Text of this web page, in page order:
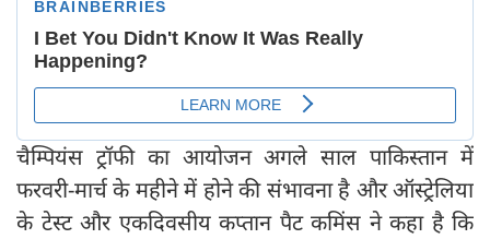
चैम्पियंस ट्रॉफी का आयोजन अगले साल पाकिस्तान में
फरवरी-मार्च के महीने में होने की संभावना है और ऑस्ट्रेलिया
के टेस्ट और एकदिवसीय कप्तान पैट कमिंस ने कहा है कि